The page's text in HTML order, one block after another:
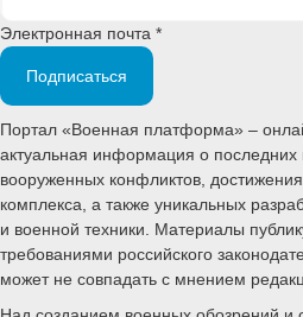
Электронная почта *
Подписаться
Портал «Военная платформа» –
актуальная информация о последних
вооруженных конфликтов,
комплекса, а также уникальных
и военной техники. Материалы
требованиями российского
может не совпадать с мнением